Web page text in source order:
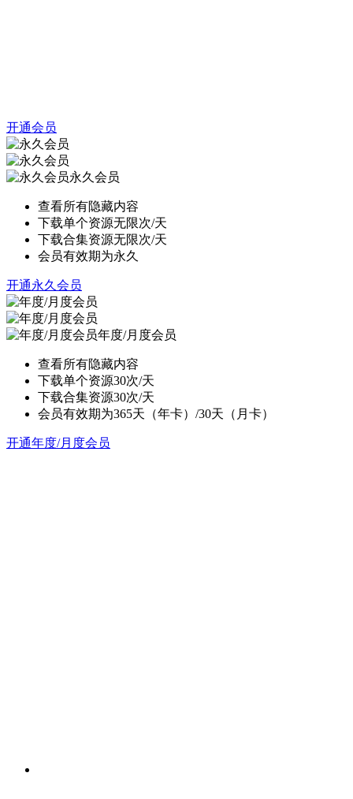
开通会员
永久会员
查看所有隐藏内容
下载单个资源无限次/天
下载合集资源无限次/天
会员有效期为永久
开通永久会员
年度/月度会员
查看所有隐藏内容
下载单个资源30次/天
下载合集资源30次/天
会员有效期为365天（年卡）/30天（月卡）
开通年度/月度会员